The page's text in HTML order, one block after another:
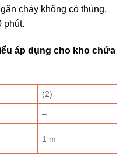
cháy không có thủng,
phút.
áp dụng cho kho chứa
(2)
–
1 m